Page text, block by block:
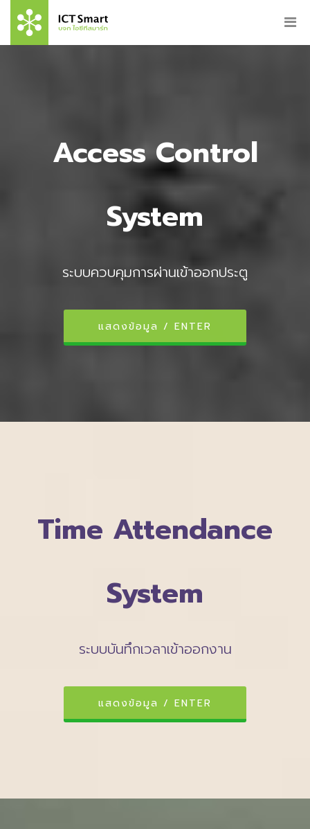
Access Control
System
ระบบควบคุมการผ่านเข้าออกประตู
แสดงข้อมูล / ENTER
Time Attendance
System
ระบบบันทึกเวลาเข้าออกงาน
แสดงข้อมูล / ENTER